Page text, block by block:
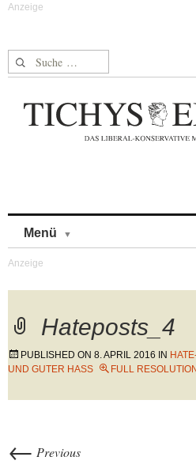
Suche nach:
Menü
Hateposts_4
PUBLISHED ON 8. APRIL 2016 IN
UND GUTER HASS
FULL
← Previous